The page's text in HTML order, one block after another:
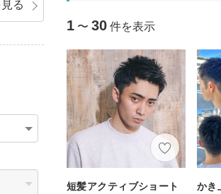
1 〜 30 件を表示
短髪アクティブショート
かき
る